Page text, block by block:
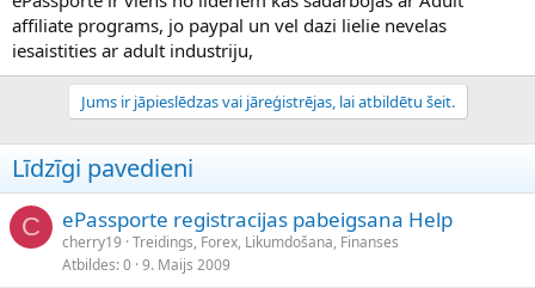
affiliate programs, jo paypal un vel dazi lielie nevelas
iesaistities ar adult industriju,
Jums ir jāpieslēdzas vai jāreģistrējas, lai atbildētu šeit.
Līdzīgi pavedieni
C ePassporte registracijas pabeigsana Help
cherry19 Treidings, Forex, Likumdošana, Finanses
Atbildes 0 9. Maijs 2009